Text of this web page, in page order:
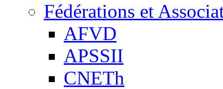
Fédérations et
AFVD
APSSII
CNETh